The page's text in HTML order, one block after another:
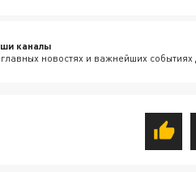
каналы
новостях и важнейших событиях